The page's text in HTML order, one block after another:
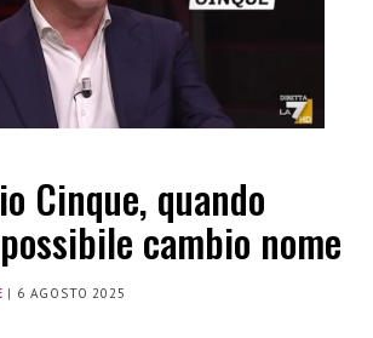
Cinque, quando
cambio nome
| 6 AGOSTO 2025